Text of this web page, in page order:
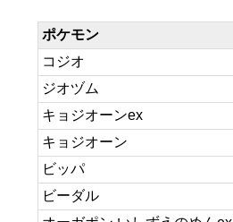
ポケモン
コジオ
ジオヅム
キョジオーンex
キョジオーン
ビッパ
ビーダル